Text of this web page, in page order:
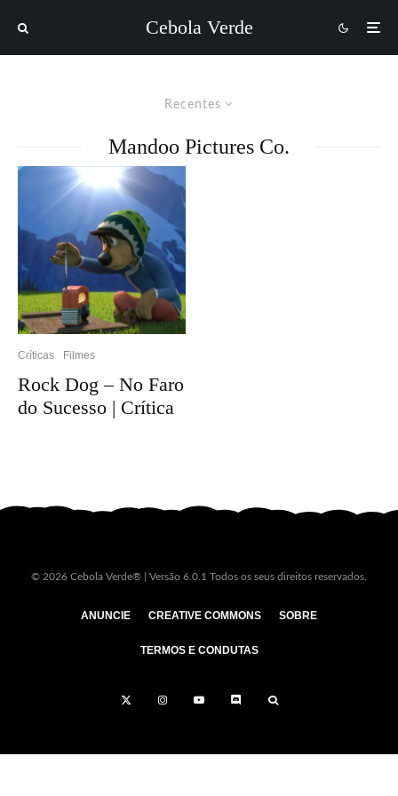
Cebola Verde
Recentes
Mandoo Pictures Co.
Críticas Filmes
Rock Dog – No Faro
do Sucesso | Crítica
© 2026 Cebola Verde® | Versão 6.0.1 Todos os seus direitos reservados.
ANUNCIE CREATIVE COMMONS SOBRE
TERMOS E CONDUTAS